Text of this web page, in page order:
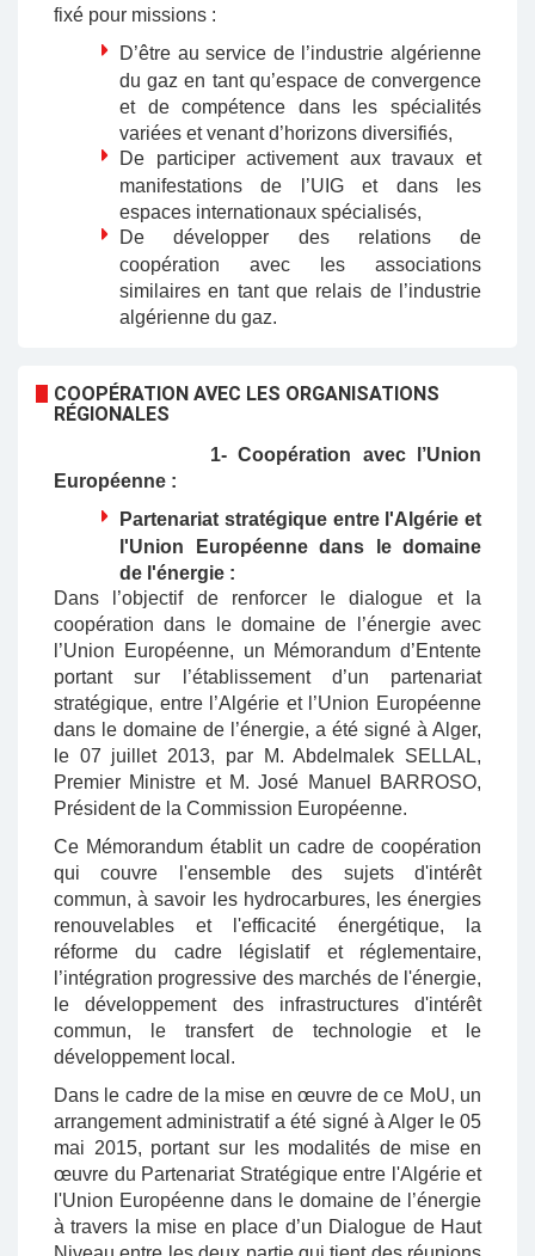
fixé pour missions :
D’être au service de l’industrie algérienne
du gaz en tant qu’espace de convergence
et de compétence dans les spécialités
variées et venant d’horizons diversifiés,
De participer activement aux travaux et
manifestations de l’UIG et dans les
espaces internationaux spécialisés,
De développer des relations de
coopération avec les associations
similaires en tant que relais de l’industrie
algérienne du gaz.
COOPÉRATION AVEC LES ORGANISATIONS
RÉGIONALES
1- Coopération avec l’Union
Européenne :
Partenariat stratégique entre l'Algérie et
l'Union Européenne dans le domaine
de l'énergie :
Dans l’objectif de renforcer le dialogue et la
coopération dans le domaine de l’énergie avec
l’Union Européenne, un Mémorandum d’Entente
portant sur l’établissement d’un partenariat
stratégique, entre l’Algérie et l’Union Européenne
dans le domaine de l’énergie, a été signé à Alger,
le 07 juillet 2013, par M. Abdelmalek SELLAL,
Premier Ministre et M. José Manuel BARROSO,
Président de la Commission Européenne.
Ce Mémorandum établit un cadre de coopération
qui couvre l'ensemble des sujets d'intérêt
commun, à savoir les hydrocarbures, les énergies
renouvelables et l'efficacité énergétique, la
réforme du cadre législatif et réglementaire,
l’intégration progressive des marchés de l'énergie,
le développement des infrastructures d'intérêt
commun, le transfert de technologie et le
développement local.
Dans le cadre de la mise en œuvre de ce MoU, un
arrangement administratif a été signé à Alger le 05
mai 2015, portant sur les modalités de mise en
œuvre du Partenariat Stratégique entre l'Algérie et
l'Union Européenne dans le domaine de l’énergie
à travers la mise en place d’un Dialogue de Haut